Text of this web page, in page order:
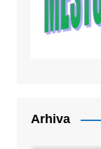
Arhiva